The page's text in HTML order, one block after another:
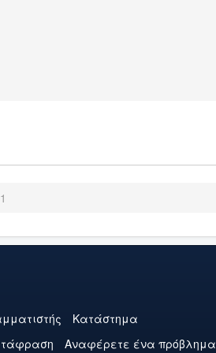
Κατάστημα
Αναφέρετε ένα πρόβλημα